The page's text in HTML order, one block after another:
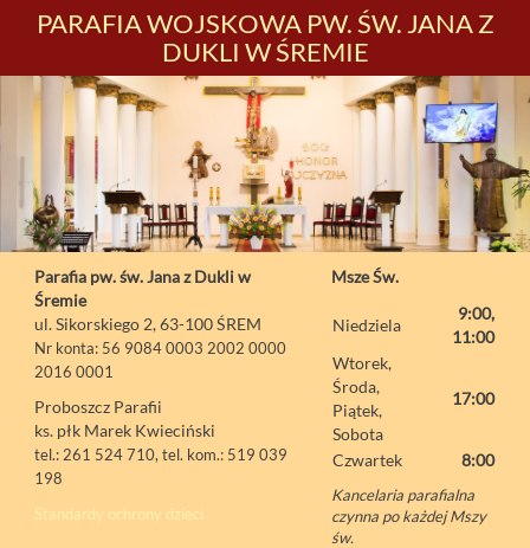
PARAFIA WOJSKOWA PW. ŚW. JANA Z
DUKLI W ŚREMIE
Parafia pw. św. Jana z Dukli w
Śremie
ul. Sikorskiego 2, 63-100 ŚREM
Nr konta: 56 9084 0003 2002 0000
2016 0001
Proboszcz Parafii
ks. płk Marek Kwieciński
tel.: 261 524 710, tel. kom.: 519 039
198
Standardy ochrony dzieci
Msze Św.
Niedziela
9:00,
11:00
Wtorek,
Środa,
Piątek,
Sobota
17:00
Czwartek 8:00
Kancelaria parafialna
czynna po każdej Mszy
św.